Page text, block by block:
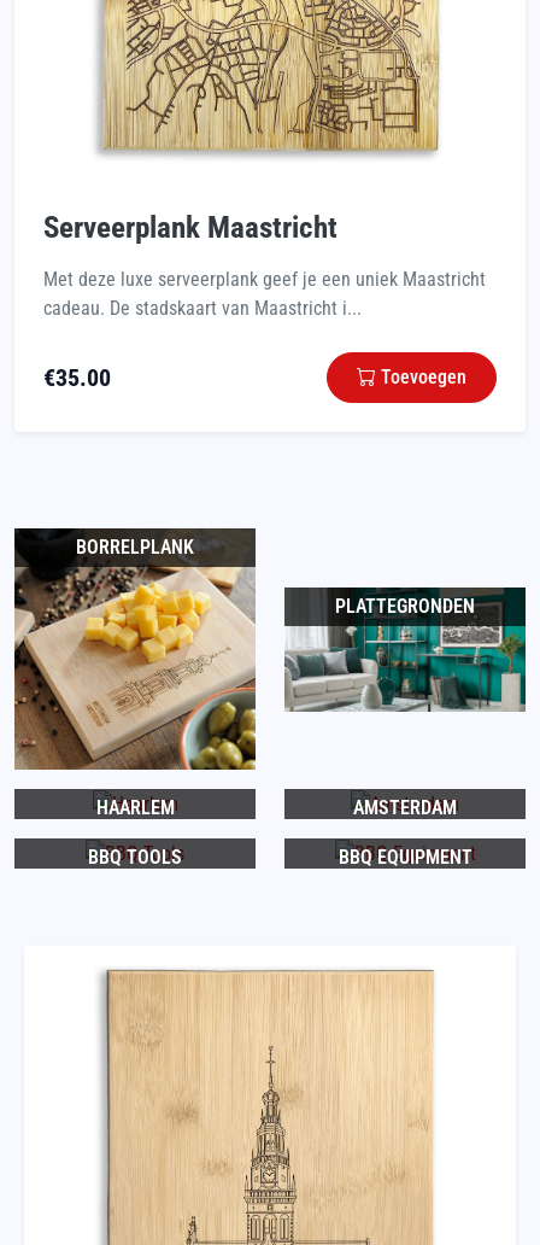
Serveerplank Maastricht
Met deze luxe serveerplank geef je een uniek Maastricht
cadeau. De stadskaart van Maastricht i...
€35.00 Toevoegen
BORRELPLANK
PLATTEGRONDEN
HAARLEM AMSTERDAM
BBQ TOOLS BBQ EQUIPMENT